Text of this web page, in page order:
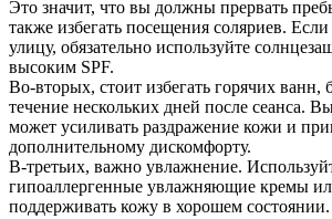
Это значит, что вы должны прервать
также избегать посещения соляриев.
улицу, обязательно используйте
высоким SPF.
Во-вторых, стоит избегать горячих ванн,
течение нескольких дней после сеанса.
может усиливать раздражение кожи и
дополнительному дискомфорту.
В-третьих, важно увлажнение.
гипоаллергенные увлажняющие кремы
поддерживать кожу в хорошем